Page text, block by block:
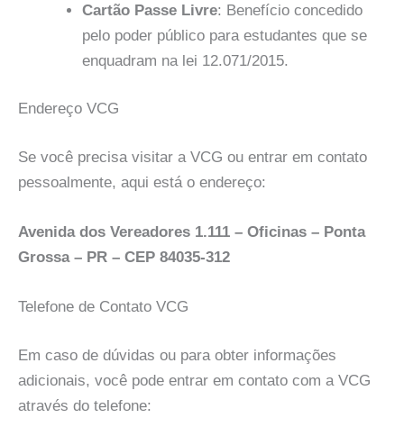
Cartão Passe Livre: Benefício concedido
pelo poder público para estudantes que se
enquadram na lei 12.071/2015.
Endereço VCG
Se você precisa visitar a VCG ou entrar em contato
pessoalmente, aqui está o endereço:
Avenida dos Vereadores 1.111 – Oficinas – Ponta
Grossa – PR – CEP 84035-312
Telefone de Contato VCG
Em caso de dúvidas ou para obter informações
adicionais, você pode entrar em contato com a VCG
através do telefone: